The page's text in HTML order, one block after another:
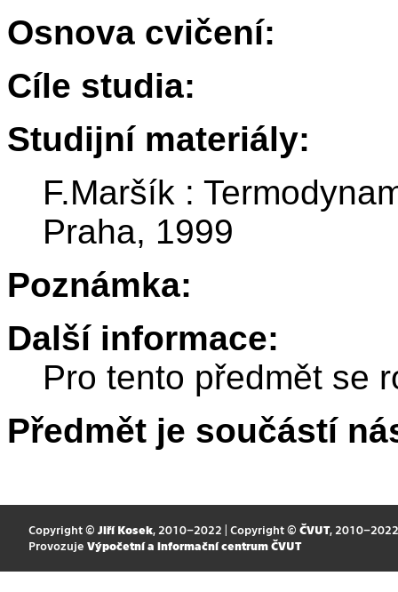
Osnova cvičení:
Cíle studia:
Studijní materiály:
F.Maršík :
Praha, 1999
Poznámka:
Další informace:
Pro tento předmět se
Předmět je součástí
Copyright © Jiří Kosek, 2010–2022 | Copyright © ČVUT, 2010–2022
Provozuje Výpočetní a informační centrum ČVUT